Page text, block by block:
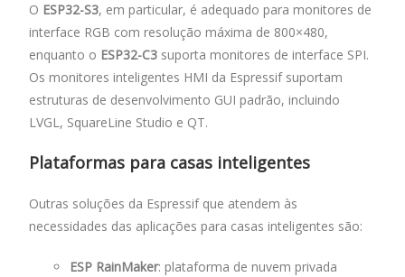
O ESP32-S3, em particular, é adequado para monitores de
interface RGB com resolução máxima de 800×480,
enquanto o ESP32-C3 suporta monitores de interface SPI.
Os monitores inteligentes HMI da Espressif suportam
estruturas de desenvolvimento GUI padrão, incluindo
LVGL, SquareLine Studio e QT.
Plataformas para casas inteligentes
Outras soluções da Espressif que atendem às
necessidades das aplicações para casas inteligentes são:
ESP RainMaker: plataforma de nuvem privada